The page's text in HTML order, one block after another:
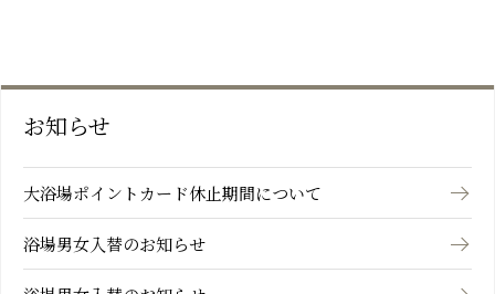
お知らせ
大浴場ポイントカード休止期間について
浴場男女入替のお知らせ